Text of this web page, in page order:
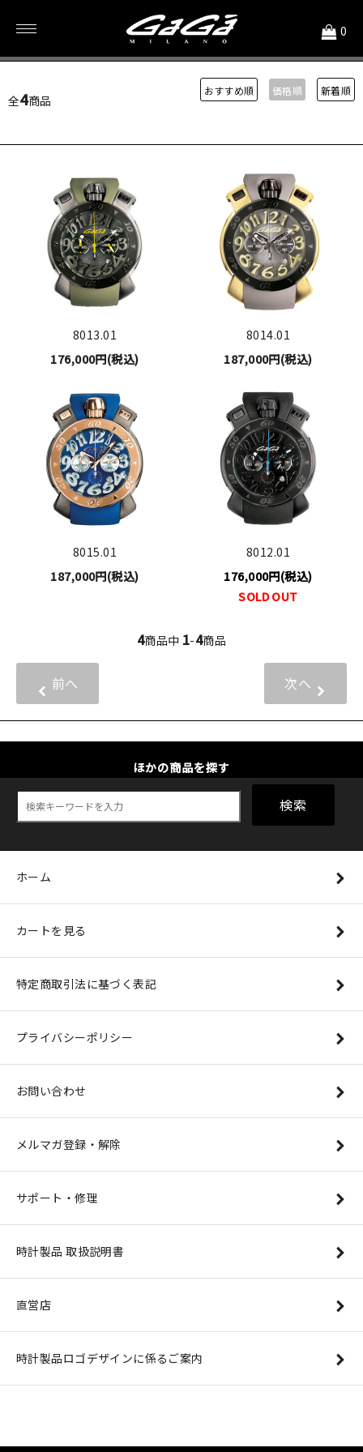
0
IP コーティング
全4商品
おすすめ順 価格順 新着順
8013.01
176,000円(税込)
8014.01
187,000円(税込)
8015.01
187,000円(税込)
8012.01
176,000円(税込)
SOLD OUT
4商品中 1-4商品
前へ 次へ
ほかの商品を探す
検索
ホーム
カートを見る
特定商取引法に基づく表記
プライバシーポリシー
お問い合わせ
メルマガ登録・解除
サポート・修理
時計製品 取扱説明書
直営店
時計製品ロゴデザインに係るご案内